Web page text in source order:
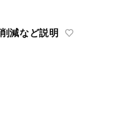
減など説明